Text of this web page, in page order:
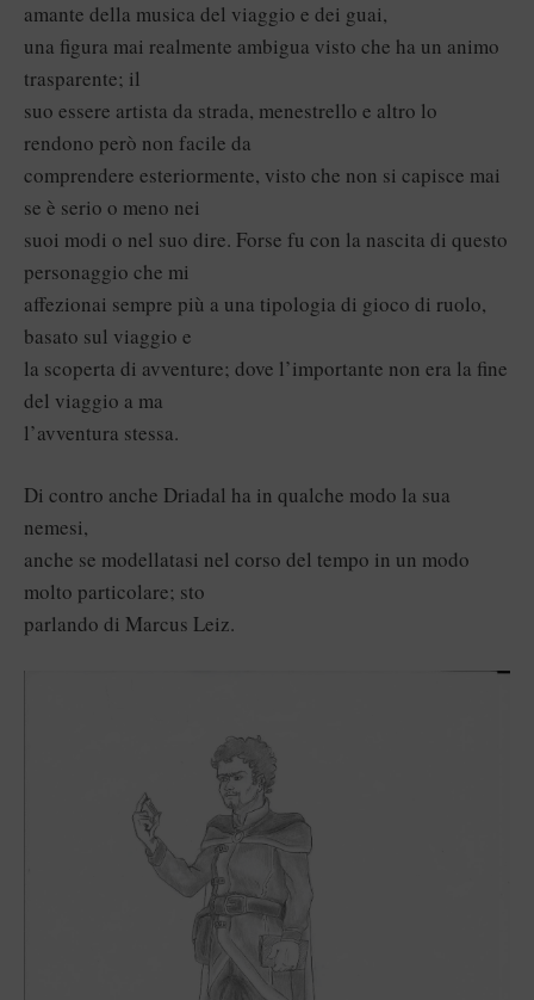
amante della musica del viaggio e dei guai,
una figura mai realmente ambigua visto che ha un animo
trasparente; il
suo essere artista da strada, menestrello e altro lo
rendono però non facile da
comprendere esteriormente, visto che non si capisce mai
se è serio o meno nei
suoi modi o nel suo dire. Forse fu con la nascita di questo
personaggio che mi
affezionai sempre più a una tipologia di gioco di ruolo,
basato sul viaggio e
la scoperta di avventure; dove l’importante non era la fine
del viaggio a ma
l’avventura stessa.
Di contro anche Driadal ha in qualche modo la sua
nemesi,
anche se modellatasi nel corso del tempo in un modo
molto particolare; sto
parlando di Marcus Leiz.